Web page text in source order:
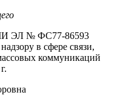
ЭЛ № ФС77-86593
в сфере связи,
коммуникаций